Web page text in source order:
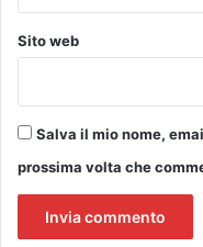
a
i
t
o
i
p
Sito web
Salva il mio nome,
prossima volta che